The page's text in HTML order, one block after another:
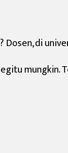
Dosen, di
mungkin.